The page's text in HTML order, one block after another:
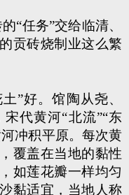
“任务”交给临清、
贡砖烧制业这么繁
”好。馆陶从尧、
代黄河“北流”“东
冲积平原。每次黄
覆盖在当地的黏性
如莲花瓣一样均匀
黏适宜，当地人称